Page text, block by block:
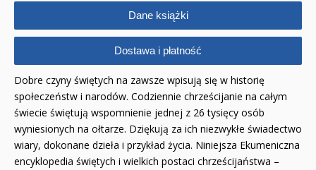
Dane książki
Dostawa i płatność
Dobre czyny świętych na zawsze wpisują się w historię
społeczeństw i narodów. Codziennie chrześcijanie na całym
świecie świętują wspomnienie jednej z 26 tysięcy osób
wyniesionych na ołtarze. Dziękują za ich niezwykłe świadectwo
wiary, dokonane dzieła i przykład życia. Niniejsza Ekumeniczna
encyklopedia świętych i wielkich postaci chrześcijaństwa –